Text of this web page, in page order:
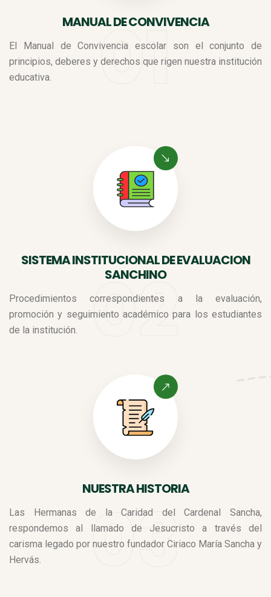
MANUAL DE CONVIVENCIA
El Manual de Convivencia escolar son el conjunto de
principios, deberes y derechos que rigen nuestra institución
educativa.
SISTEMA INSTITUCIONAL DE EVALUACION
SANCHINO
Procedimientos correspondientes a la evaluación,
promoción y seguimiento académico para los estudiantes
de la institución.
NUESTRA HISTORIA
Las Hermanas de la Caridad del Cardenal Sancha,
respondemos al llamado de Jesucristo a través del
carisma legado por nuestro fundador Ciriaco María Sancha y
Hervás.